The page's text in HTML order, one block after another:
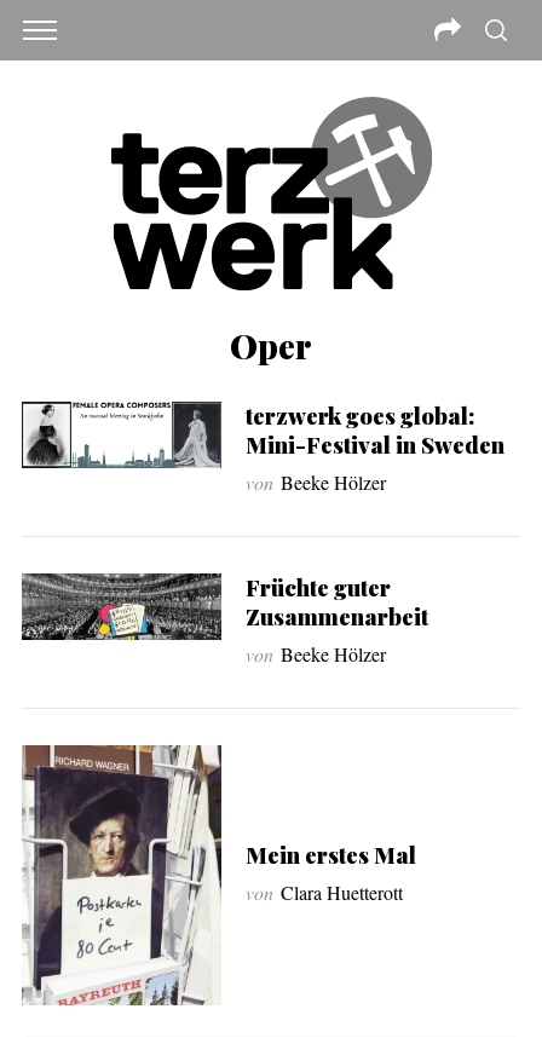
Oper
terzwerk goes global:
Mini-Festival in Sweden
von Beeke Hölzer
Früchte guter
Zusammenarbeit
von Beeke Hölzer
Mein erstes Mal
von Clara Huetterott